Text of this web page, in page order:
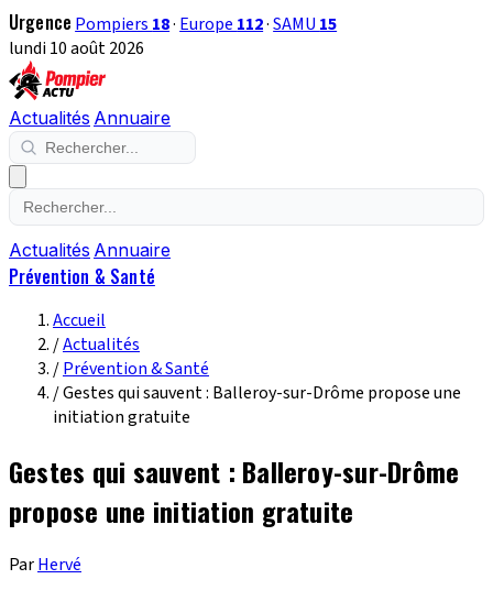
Urgence Pompiers 18· Europe 112·SAMU 15
lundi 10 août 2026
Actualités Annuaire
Actualités Annuaire
Prévention & Santé
Accueil
/Actualités
/Prévention & Santé
/Gestes qui sauvent : Balleroy-sur-Drôme propose une
initiation gratuite
Gestes qui sauvent : Balleroy-sur-Drôme
propose une initiation gratuite
ParHervé